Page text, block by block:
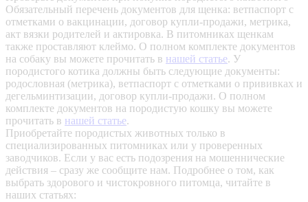
Обязательный перечень документов для щенка: ветпаспорт с
отметками о вакцинации, договор купли-продажи, метрика,
акт вязки родителей и актировка. В питомниках щенкам
также проставляют клеймо. О полном комплекте документов
на собаку вы можете прочитать в нашей статье. У
породистого котика должны быть следующие документы:
родословная (метрика), ветпаспорт с отметками о прививках и
дегельминтизации, договор купли-продажи. О полном
комплекте документов на породистую кошку вы можете
прочитать в нашей статье.
Приобретайте породистых животных только в
специализированных питомниках или у проверенных
заводчиков. Если у вас есть подозрения на мошеннические
действия – сразу же сообщите нам. Подробнее о том, как
выбрать здорового и чистокровного питомца, читайте в
наших статьях: